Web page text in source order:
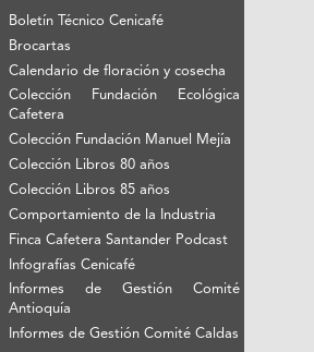
Boletín Técnico Cenicafé
Brocartas
Calendario de floración y cosecha
Colección Fundación Ecológica
Cafetera
Colección Fundación Manuel Mejía
Colección Libros 80 años
Colección Libros 85 años
Comportamiento de la Industria
Finca Cafetera Santander Podcast
Infografías Cenicafé
Informes de Gestión Comité
Antioquía
Informes de Gestión Comité Caldas